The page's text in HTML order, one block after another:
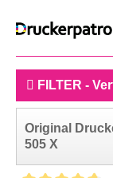
FILTER -
Original
505 X